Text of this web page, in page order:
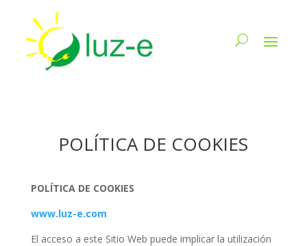
POLÍTICA DE COOKIES
POLÍTICA DE COOKIES
www.luz-e.com
El acceso a este Sitio Web puede implicar la utilización